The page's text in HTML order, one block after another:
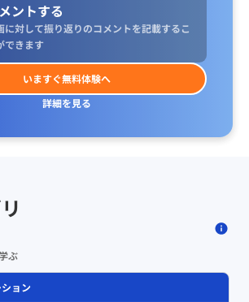
ントする
に対して振り返りのコメントを記載するこ
できます
いますぐ無料体験へ
詳細を見る
ぶ
ョン